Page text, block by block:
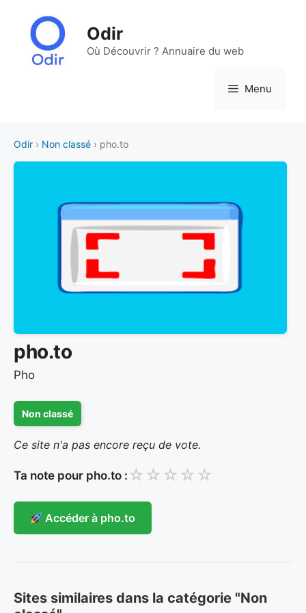
contenu
Odir
Où Découvrir ? Annuaire du web
Menu
Odir › Non classé › pho.to
pho.to
Pho
Non classé
Ce site n'a pas encore reçu de vote.
Ta note pour pho.to : ☆ ☆ ☆ ☆ ☆
Accéder à pho.to
Sites similaires dans la catégorie "Non